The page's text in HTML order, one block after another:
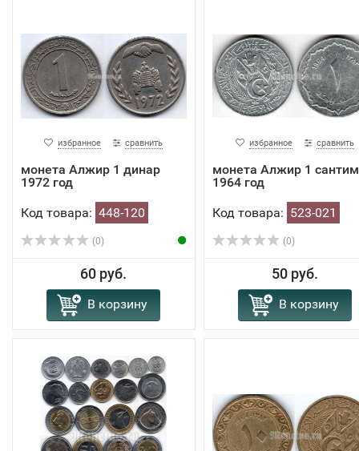
избранное сравнить
монета Алжир 1 динар
1972 год
Код товара: 448-120
(0)
60 руб.
В корзину
избранное сравнить
монета Алжир 1 сантим
1964 год
Код товара: 523-021
(0)
50 руб.
В корзину